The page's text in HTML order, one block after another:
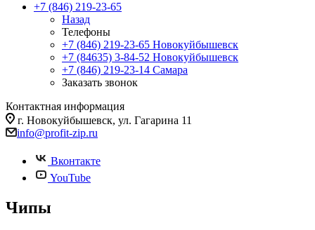
+7 (846) 219-23-65
Назад
Телефоны
+7 (846) 219-23-65 Новокуйбышевск
+7 (84635) 3-84-52 Новокуйбышевск
+7 (846) 219-23-14 Самара
Заказать звонок
Контактная информация
г. Новокуйбышевск, ул. Гагарина 11
info@profit-zip.ru
Вконтакте
YouTube
Чипы